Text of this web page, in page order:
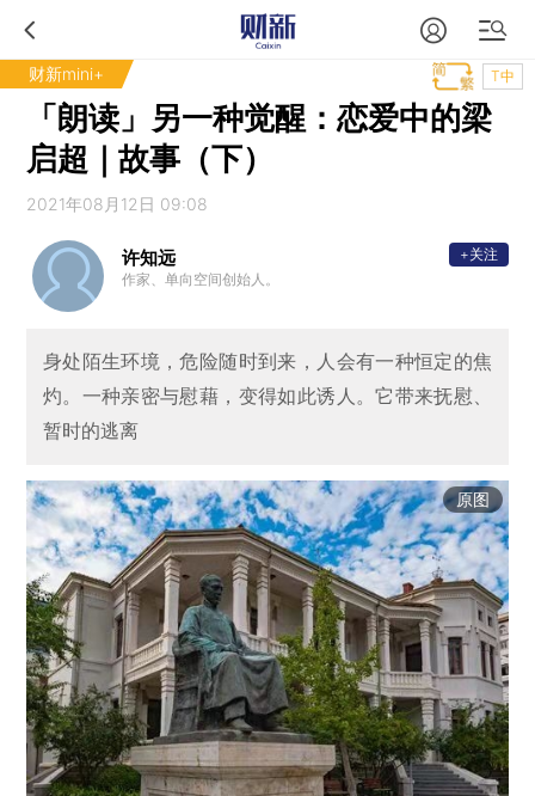
财新mini+ T中
「朗读」另一种觉醒：恋爱中的梁
启超｜故事（下）
2021年08月12日 09:08
许知远
作家、单向空间创始人。
+关注
身处陌生环境，危险随时到来，人会有一种恒定的焦
灼。一种亲密与慰藉，变得如此诱人。它带来抚慰、
暂时的逃离
原图